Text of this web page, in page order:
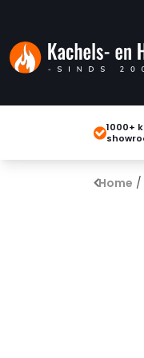
1000+
Home /